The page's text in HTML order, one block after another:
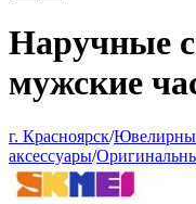
Наручные
мужские
г. Красноярск/
аксессуары/